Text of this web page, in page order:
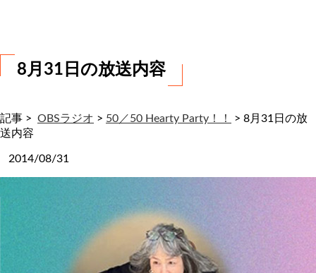
8月31日の放送内容
記事 > OBSラジオ > 50／50 Hearty Party！！ > 8月31日の放
送内容
2014/08/31